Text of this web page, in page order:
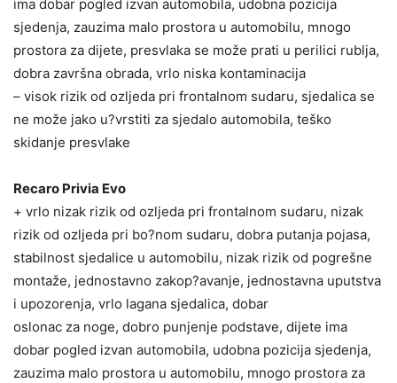
ima dobar pogled izvan automobila, udobna pozicija
sjedenja, zauzima malo prostora u automobilu, mnogo
prostora za dijete, presvlaka se može prati u perilici rublja,
dobra završna obrada, vrlo niska kontaminacija
– visok rizik od ozljeda pri frontalnom sudaru, sjedalica se
ne može jako u?vrstiti za sjedalo automobila, teško
skidanje presvlake
Recaro Privia Evo
+ vrlo nizak rizik od ozljeda pri frontalnom sudaru, nizak
rizik od ozljeda pri bo?nom sudaru, dobra putanja pojasa,
stabilnost sjedalice u automobilu, nizak rizik od pogrešne
montaže, jednostavno zakop?avanje, jednostavna uputstva
i upozorenja, vrlo lagana sjedalica, dobar
oslonac za noge, dobro punjenje podstave, dijete ima
dobar pogled izvan automobila, udobna pozicija sjedenja,
zauzima malo prostora u automobilu, mnogo prostora za